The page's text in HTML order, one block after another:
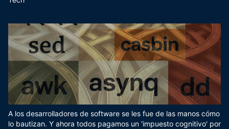
A los desarrolladores de software se les fue de las manos cómo
lo bautizan. Y ahora todos pagamos un 'impuesto cognitivo' por